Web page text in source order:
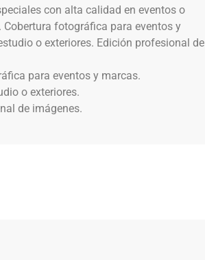
con alta calidad en eventos o
fotográfica para eventos y
o exteriores. Edición profesional de
para eventos y marcas.
o exteriores.
de imágenes.